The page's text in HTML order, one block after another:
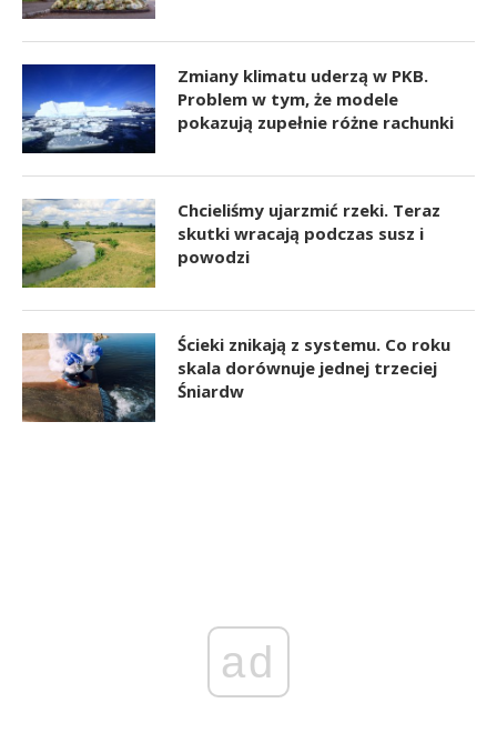
Zmiany klimatu uderzą w PKB.
Problem w tym, że modele
pokazują zupełnie różne rachunki
Chcieliśmy ujarzmić rzeki. Teraz
skutki wracają podczas susz i
powodzi
Ścieki znikają z systemu. Co roku
skala dorównuje jednej trzeciej
Śniardw
ad